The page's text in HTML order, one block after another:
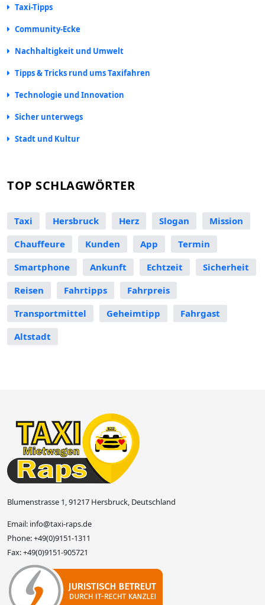
Taxi-Tipps
Community-Ecke
Nachhaltigkeit und Umwelt
Tipps & Tricks rund ums Taxifahren
Technologie und Innovation
Sicher unterwegs
Stadt und Kultur
TOP SCHLAGWÖRTER
Taxi Hersbruck Herz Slogan
Mission
Chauffeure
Kunden App
Termin
Smartphone
Ankunft Echtzeit
Sicherheit
Reisen
Fahrtipps
Fahrpreis
Transportmittel
Geheimtipp
Fahrgast
Altstadt
Blumenstrasse 1, 91217 Hersbruck, Deutschland
Email: info@taxi-raps.de
Phone:+49(0)9151-1311
Fax:+49(0)9151-905721